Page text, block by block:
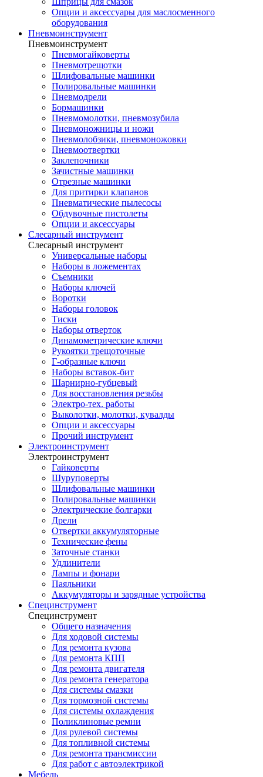
Опции и аксессуары для маслосменного
оборудования
Пневмоинструмент
Пневмоинструмент
Пневмогайковерты
Пневмотрещотки
Шлифовальные машинки
Полировальные машинки
Пневмодрели
Бормашинки
Пневмомолотки, пневмозубила
Пневмоножницы и ножи
Пневмолобзики, пневмоножовки
Пневмоотвертки
Заклепочники
Зачистные машинки
Отрезные машинки
Для притирки клапанов
Пневматические пылесосы
Обдувочные пистолеты
Опции и аксессуары
Слесарный инструмент
Слесарный инструмент
Универсальные наборы
Наборы в ложементах
Съемники
Наборы ключей
Воротки
Наборы головок
Тиски
Наборы отверток
Динамометрические ключи
Рукоятки трещоточные
Г-образные ключи
Наборы вставок-бит
Шарнирно-губцевый
Для восстановления резьбы
Электро-тех. работы
Выколотки, молотки, кувалды
Опции и аксессуары
Прочий инструмент
Электроинструмент
Электроинструмент
Гайковерты
Шуруповерты
Шлифовальные машинки
Полировальные машинки
Электрические болгарки
Дрели
Отвертки аккумуляторные
Технические фены
Заточные станки
Удлинители
Лампы и фонари
Паяльники
Аккумуляторы и зарядные устройства
Специнструмент
Специнструмент
Общего назначения
Для ходовой системы
Для ремонта кузова
Для ремонта КПП
Для ремонта двигателя
Для ремонта генератора
Для системы смазки
Для тормозной системы
Для системы охлаждения
Поликлиновые ремни
Для рулевой системы
Для топливной системы
Для ремонта трансмиссии
Для работ с автоэлектрикой
Мебель